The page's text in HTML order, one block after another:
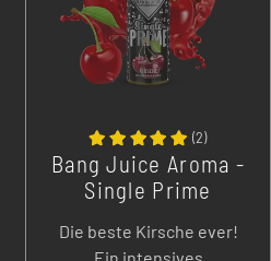
(2)
Bang Juice Aroma -
Single Prime
Longfill
Die beste Kirsche ever!